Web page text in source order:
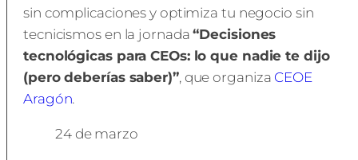
sin complicaciones y optimiza tu negocio sin
tecnicismos en la jornada“Decisiones
tecnológicas para CEOs: lo que nadie te dijo
(pero deberías saber)”, que organiza CEOE
Aragón.
24 de marzo